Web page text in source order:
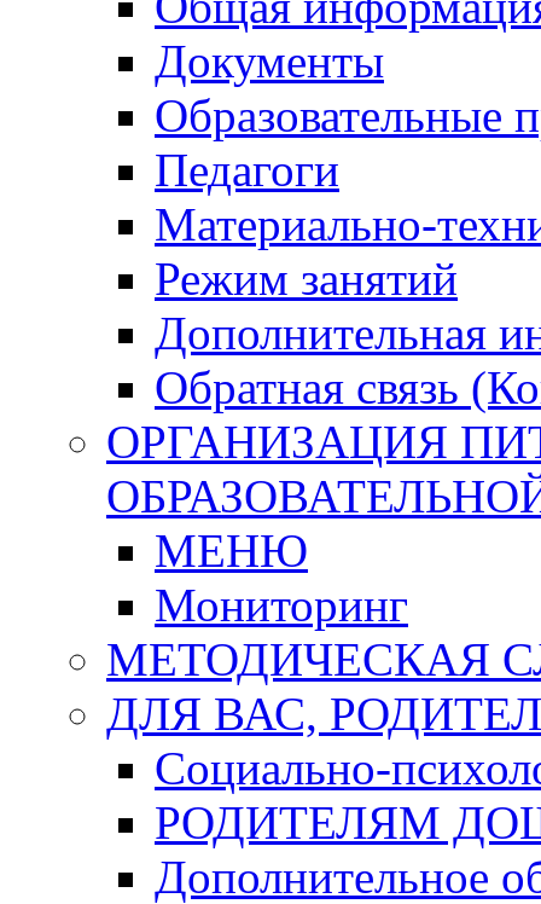
Документы
Образовательные
Педагоги
Материально-
Режим занятий
Дополнительная
Обратная связь
ОРГАНИЗАЦИЯ
МЕНЮ
Мониторинг
МЕТОДИЧЕСКАЯ
ДЛЯ ВАС,
Социально-
РОДИТЕЛЯМ
Дополнительное